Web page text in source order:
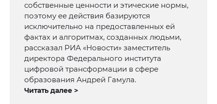
собственные ценности и этические нормы,
поэтому ее действия базируются
исключительно на предоставленных ей
фактах и алгоритмах, созданных людьми,
рассказал РИА «Новости» заместитель
директора Федерального института
цифровой трансформации в сфере
образования Андрей Гамула.
Читать далее >